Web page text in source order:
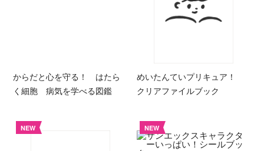
からだと心を守る！ はたら
く細胞 病気を学べる図鑑
めいたんていプリキュア！
クリアファイルブック
NEW NEW